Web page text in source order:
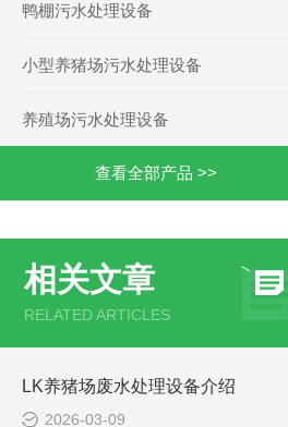
鸭棚污水处理设备
小型养猪场污水处理设备
养殖场污水处理设备
查看全部产品 >>
相关文章
RELATED ARTICLES
LK养猪场废水处理设备介绍
2026-03-09